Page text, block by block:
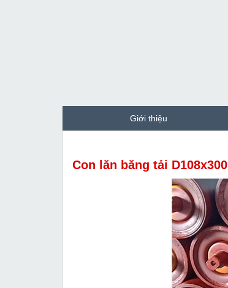
Giới thiệu
Con lăn băng tải D108x300